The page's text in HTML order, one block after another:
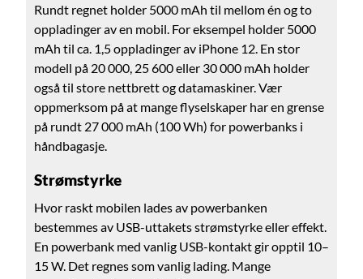
Rundt regnet holder 5000 mAh til mellom én og to
oppladinger av en mobil. For eksempel holder 5000
mAh til ca. 1,5 oppladinger av iPhone 12. En stor
modell på 20 000, 25 600 eller 30 000 mAh holder
også til store nettbrett og datamaskiner. Vær
oppmerksom på at mange flyselskaper har en grense
på rundt 27 000 mAh (100 Wh) for powerbanks i
håndbagasje.
Strømstyrke
Hvor raskt mobilen lades av powerbanken
bestemmes av USB-uttakets strømstyrke eller effekt.
En powerbank med vanlig USB-kontakt gir opptil 10–
15 W. Det regnes som vanlig lading. Mange